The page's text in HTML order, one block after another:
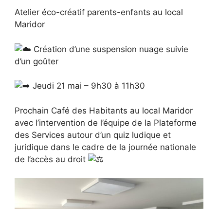
Atelier éco-créatif parents-enfants au local
Maridor
Création d’une suspension nuage suivie
d’un goûter
Jeudi 21 mai – 9h30 à 11h30
Prochain Café des Habitants au local Maridor
avec l’intervention de l’équipe de la Plateforme
des Services autour d’un quiz ludique et
juridique dans le cadre de la journée nationale
de l’accès au droit